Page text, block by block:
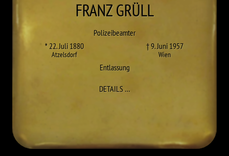
FRANZGRÜLL
Polizeibeamter
* 22. Juli 1880
Atzelsdorf
† 9. Juni 1957
Wien
Entlassung
DETAILS…ZU FRANZ GRÜLL